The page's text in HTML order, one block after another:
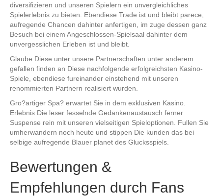
diversifizieren und unseren Spielern ein unvergleichliches
Spielerlebnis zu bieten. Ebendiese Trade ist und bleibt parece,
aufregende Chancen dahinter anfertigen, im zuge dessen ganz
Besuch bei einem Angeschlossen-Spielsaal dahinter dem
unvergesslichen Erleben ist und bleibt.
Glaube Diese unter unsere Partnerschaften unter anderem
gefallen finden an Diese nachfolgende erfolgreichsten Kasino-
Spiele, ebendiese fureinander einstehend mit unseren
renommierten Partnern realisiert wurden.
Gro?artiger Spa? erwartet Sie in dem exklusiven Kasino.
Erlebnis Die leser fesselnde Gedankenaustausch ferner
Suspense rein mit unseren vielseitigen Spieloptionen. Fullen Sie
umherwandern noch heute und stippen Die kunden das bei
selbige aufregende Blauer planet des Glucksspiels.
Bewertungen &
Empfehlungen durch Fans